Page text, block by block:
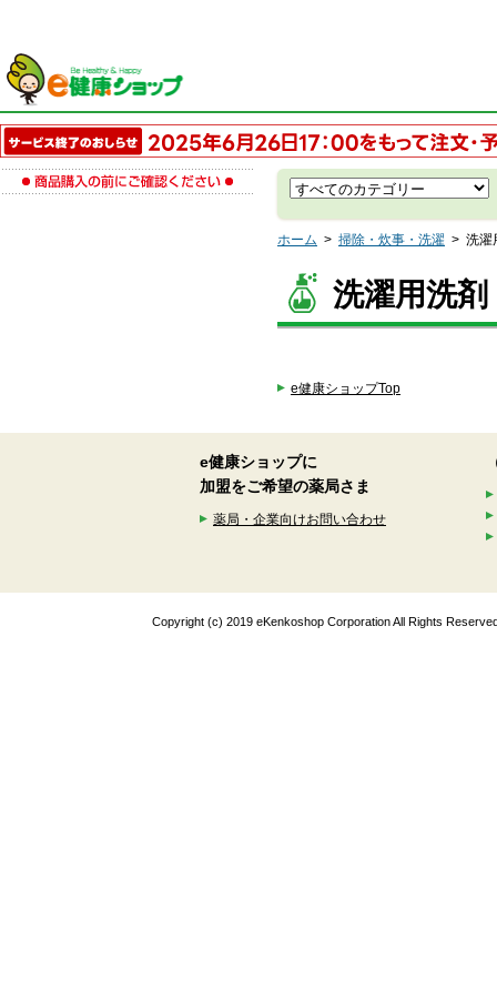
ホーム > 掃除・炊事・洗濯 > 洗濯
洗濯用洗剤
e健康ショップTop
e健康ショップに
加盟をご希望の薬局さま
薬局・企業向けお問い合わせ
Copyright (c) 2019 eKenkoshop Corporation All Rights